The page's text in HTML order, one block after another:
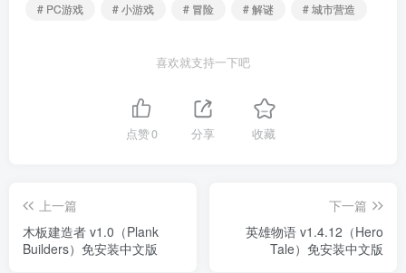
# PC游戏
# 小游戏 # 冒险 # 解谜 # 城市营造
喜欢就支持一下吧
点赞0 分享 收藏
上一篇
木板建造者 v1.0（Plank
Builders）免安装中文版
下一篇
英雄物语 v1.4.12（Hero
Tale）免安装中文版